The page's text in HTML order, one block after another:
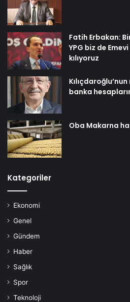
Fatih Erbakan:
YPG biz de
kılıyoruz
banka
Oba Makarna
Kategoriler
Ekonomi
Genel
Gündem
Haber
Sağlık
Spor
Teknoloji